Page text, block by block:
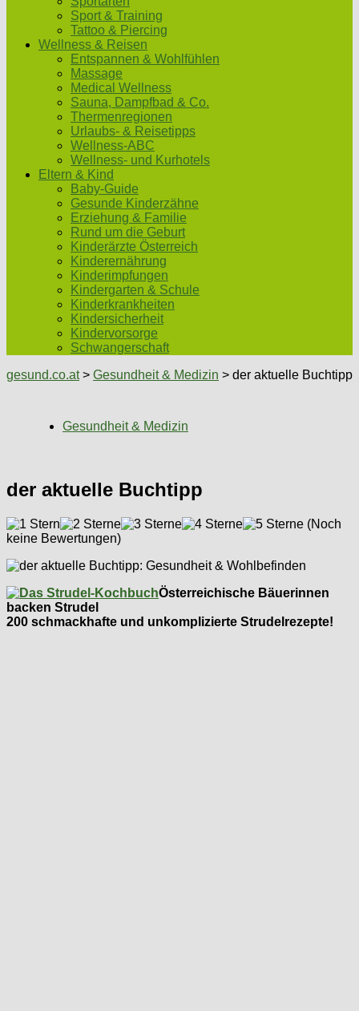
Sport & Training
Tattoo & Piercing
Wellness & Reisen
Entspannen & Wohlfühlen
Massage
Medical Wellness
Sauna, Dampfbad & Co.
Thermenregionen
Urlaubs- & Reisetipps
Wellness-ABC
Wellness- und Kurhotels
Eltern & Kind
Baby-Guide
Gesunde Kinderzähne
Erziehung & Familie
Rund um die Geburt
Kinderärzte Österreich
Kinderernährung
Kinderimpfungen
Kindergarten & Schule
Kinderkrankheiten
Kindersicherheit
Kindervorsorge
Schwangerschaft
gesund.co.at> Gesundheit & Medizin > der aktuelle Buchtipp
Gesundheit & Medizin
der aktuelle Buchtipp
(Noch
keine Bewertungen)
Österreichische Bäuerinnen
backen Strudel
200 schmackhafte und unkomplizierte Strudelrezepte!